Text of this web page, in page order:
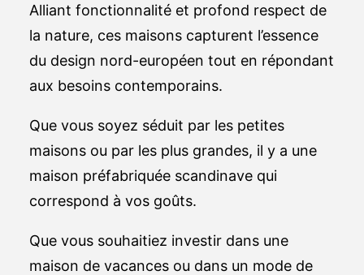
Alliant fonctionnalité et profond respect de
la nature, ces maisons capturent l’essence
du design nord-européen tout en répondant
aux besoins contemporains.
Que vous soyez séduit par les petites
maisons ou par les plus grandes, il y a une
maison préfabriquée scandinave qui
correspond à vos goûts.
Que vous souhaitiez investir dans une
maison de vacances ou dans un mode de